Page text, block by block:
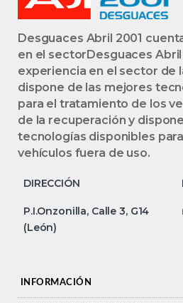
Desguaces Abril 2001
en el sectorDesguaces
experiencia en el sector de
dispone de las mejores
para el tratamiento de los
de la recuperación y
tecnologías disponibles
vehículos fuera de uso.
DIRECCIÓN
P.I.Onzonilla, Calle 3, G14
(León)
INFORMACIÓN